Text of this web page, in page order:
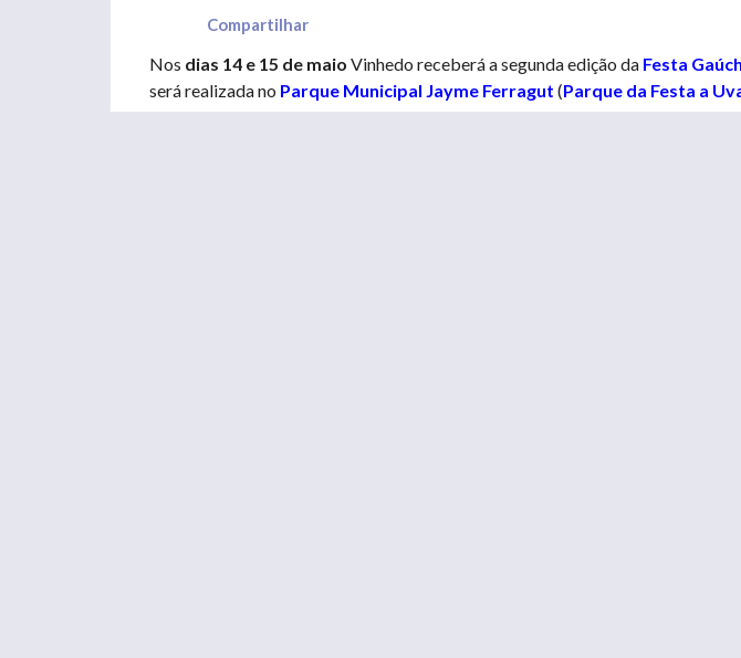
Compartilhar
Nos dias 14 e 15 de maio Vinhedo receberá a segunda edição da Festa
será realizada no Parque Municipal Jayme Ferragut (Parque da Festa a